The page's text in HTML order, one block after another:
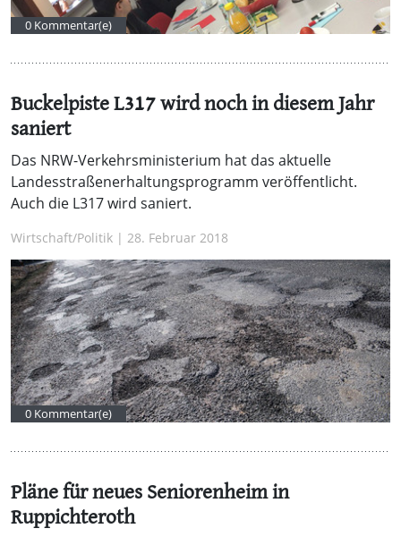
0 Kommentar(e)
Buckelpiste L317 wird noch in diesem Jahr
saniert
Das NRW-Verkehrsministerium hat das aktuelle
Landesstraßenerhaltungsprogramm veröffentlicht.
Auch die L317 wird saniert.
Wirtschaft/Politik | 28. Februar 2018
0 Kommentar(e)
Pläne für neues Seniorenheim in
Ruppichteroth